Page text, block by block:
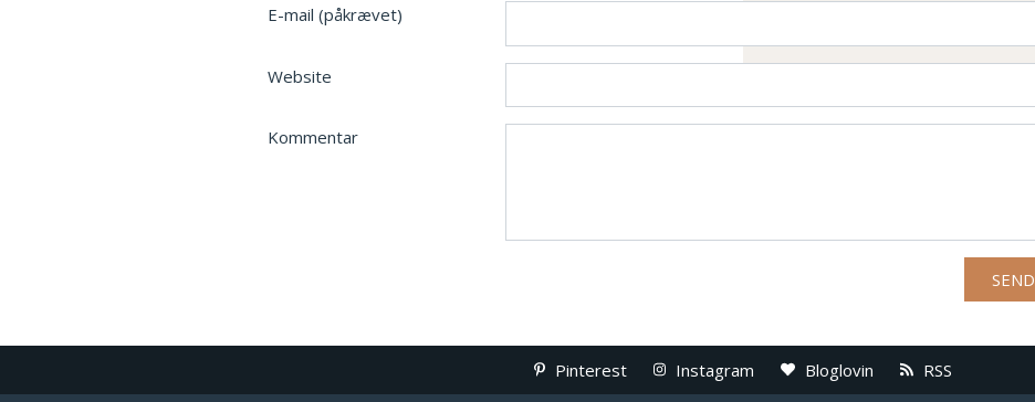
E-mail (påkrævet)
Website
Kommentar
Pinterest Instagram Bloglovin RSS